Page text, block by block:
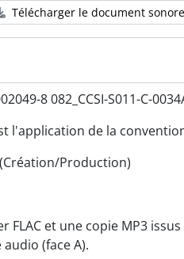
clandestini
et nous - Aldo
et nous - voeux des
et nous - voeux des
- formation post-
de l'action immigrée :
genevoise pour la
de soutien aux sans-
des centres
Télécharger le document sonore
8 082_CCSI-S011-C-
l'application de la
Production)
FLAC et une copie MP3
audio (face A).